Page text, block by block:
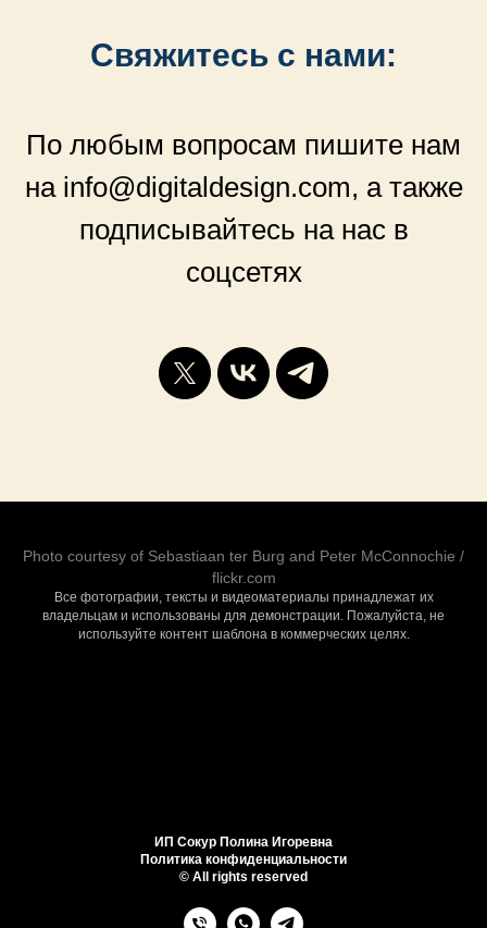
Свяжитесь с нами:
По любым вопросам пишите нам
на info@digitaldesign.com, а также
подписывайтесь на нас в
соцсетях
Photo courtesy of Sebastiaan ter Burg and Peter McConnochie /
flickr.com
Все фотографии, тексты и видеоматериалы принадлежат их
владельцам и использованы для демонстрации. Пожалуйста, не
используйте контент шаблона в коммерческих целях.
ИП Сокур Полина Игоревна
Политика конфиденциальности
© All rights reserved